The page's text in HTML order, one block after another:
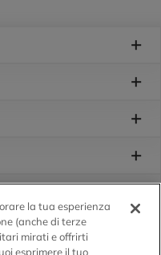
la tua esperienza
(anche di terze
mirati e offrirti
esprimere il tuo